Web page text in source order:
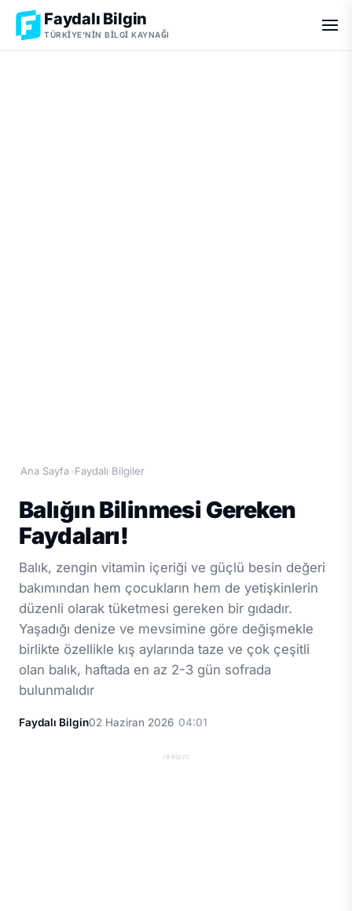
Faydalı Bilgin
TÜRKIYE'NIN BILGI KAYNAĞI
Ana Sayfa ›Faydalı Bilgiler
Balığın Bilinmesi Gereken
Faydaları!
Balık, zengin vitamin içeriği ve güçlü besin değeri
bakımından hem çocukların hem de yetişkinlerin
düzenli olarak tüketmesi gereken bir gıdadır.
Yaşadığı denize ve mevsimine göre değişmekle
birlikte özellikle kış aylarında taze ve çok çeşitli
olan balık, haftada en az 2-3 gün sofrada
bulunmalıdır
Faydalı Bilgin02 Haziran 2026 04:01
reklam